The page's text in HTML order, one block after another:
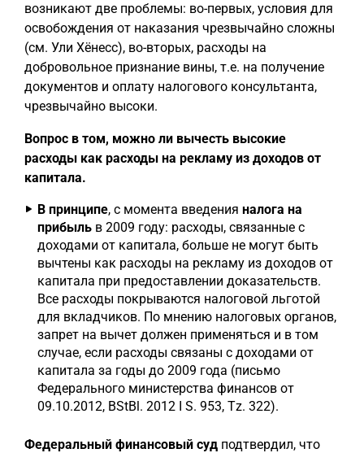
возникают две проблемы: во-первых, условия для
освобождения от наказания чрезвычайно сложны
(см. Ули Хёнесс), во-вторых, расходы на
добровольное признание вины, т.е. на получение
документов и оплату налогового консультанта,
чрезвычайно высоки.
Вопрос в том, можно ли вычесть высокие
расходы как расходы на рекламу из доходов от
капитала.
В принципе, с момента введения налога на
прибыль в 2009 году: расходы, связанные с
доходами от капитала, больше не могут быть
вычтены как расходы на рекламу из доходов от
капитала при предоставлении доказательств.
Все расходы покрываются налоговой льготой
для вкладчиков. По мнению налоговых органов,
запрет на вычет должен применяться и в том
случае, если расходы связаны с доходами от
капитала за годы до 2009 года (письмо
Федерального министерства финансов от
09.10.2012, BStBl. 2012 I S. 953, Tz. 322).
Федеральный финансовый суд подтвердил, что